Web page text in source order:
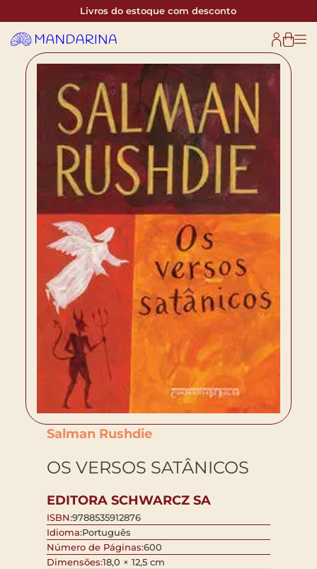
Livros do estoque com desconto
Salman Rushdie
OS VERSOS SATÂNICOS
EDITORA SCHWARCZ SA
ISBN:9788535912876
Idioma:Português
Número de Páginas:600
Dimensões:18,0 × 12,5 cm